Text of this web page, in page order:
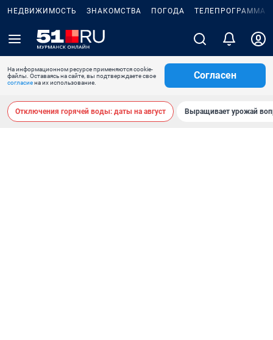
НЕДВИЖИМОСТЬ ЗНАКОМСТВА ПОГОДА ТЕЛЕПРОГРАММА
На информационном ресурсе применяются cookie-
файлы. Оставаясь на сайте, вы подтверждаете свое
согласиена их использование.
Согласен
Отключения горячей воды: даты на август Выращивает урожай